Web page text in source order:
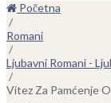
Početna
/
Romani
/
Ljubavni Romani -
/
Vitez Za Pamćenje